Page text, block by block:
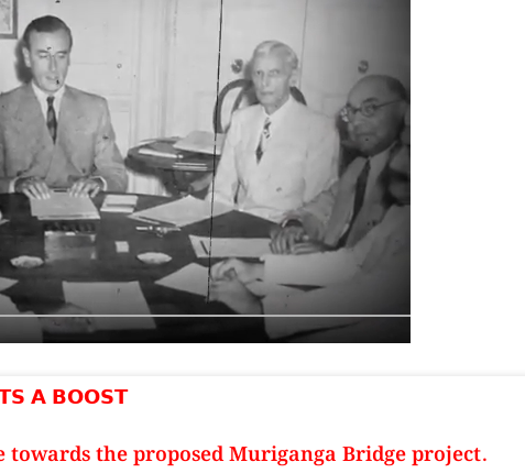
𝗔 𝗕𝗢𝗢𝗦𝗧
towards the proposed Muriganga Bridge project.